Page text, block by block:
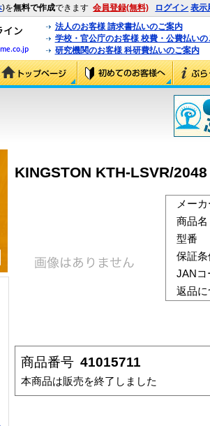
)を無料で作成できます 会員登録(無料) ログイン 表示
法人のお客様 請求書払いのご案内
学校・官公庁のお客様 校費・公費払いの
研究機関のお客様 科研費払いのご案内
KINGSTON KTH-LSVR/
メーカ
商品名
型番
保証条
JANコ
返品に
商品番号 41015711
本商品は販売を終了しました